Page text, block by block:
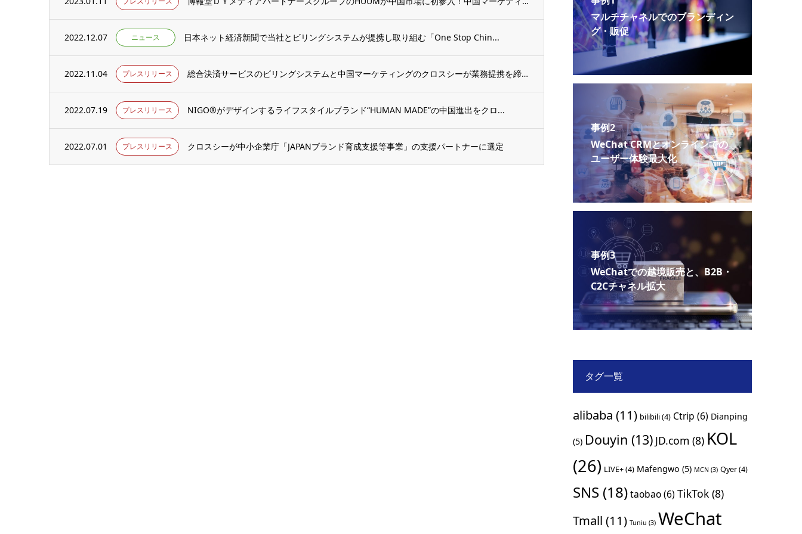
2022.12.07 ニュース 日本ネット経済新聞で当社とビリングシステムが提携し取り組む「One Stop Chin...
2022.11.04 プレスリリース 総合決済サービスのビリングシステムと中国マーケティングのクロスシーが業務提携を締結！“...
2022.07.19 プレスリリース NIGO®がデザインするライフスタイルブランド“HUMAN MADE”の中国進出をクロ...
2022.07.01 プレスリリース クロスシーが中小企業庁「JAPANブランド育成支援等事業」の支援パートナーに選定
マルチチャネルでのブランディン
グ・販促
事例2
WeChat CRMとオンラインでの
ユーザー体験最大化
事例3
WeChatでの越境販売と、B2B・
C2Cチャネル拡大
タグ一覧
alibaba (11) bilibili(4) Ctrip (6) Dianping
(5) Douyin (13) JD.com (8) KOL
(26) LIVE+(4) Mafengwo (5) MCN (3) Qyer(4)
SNS (18)taobao(6) TikTok (8)
Tmall (11) Tuniu (3) WeChat